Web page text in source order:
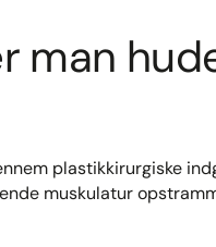
man
plastikkirurgiske
muskulatur